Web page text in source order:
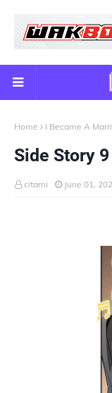
Home I Became A
Side Story 9
citami June 01,